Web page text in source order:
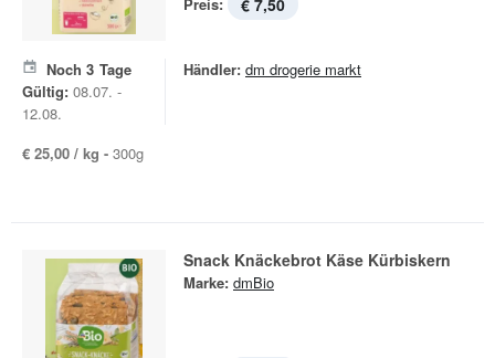
€ 7,50
Noch 3 Tage
Gültig: 08.07. -
12.08.
Händler: dm drogerie markt
€ 25,00 / kg - 300g
Snack Knäckebrot Käse Kürbiskern
Marke: dmBio